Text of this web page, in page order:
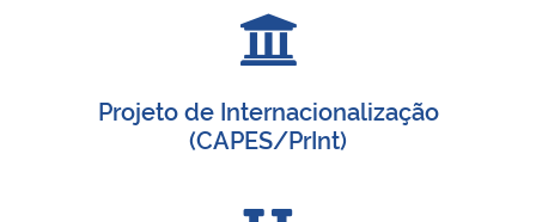
Projeto de Internacionalização
(CAPES/PrInt)